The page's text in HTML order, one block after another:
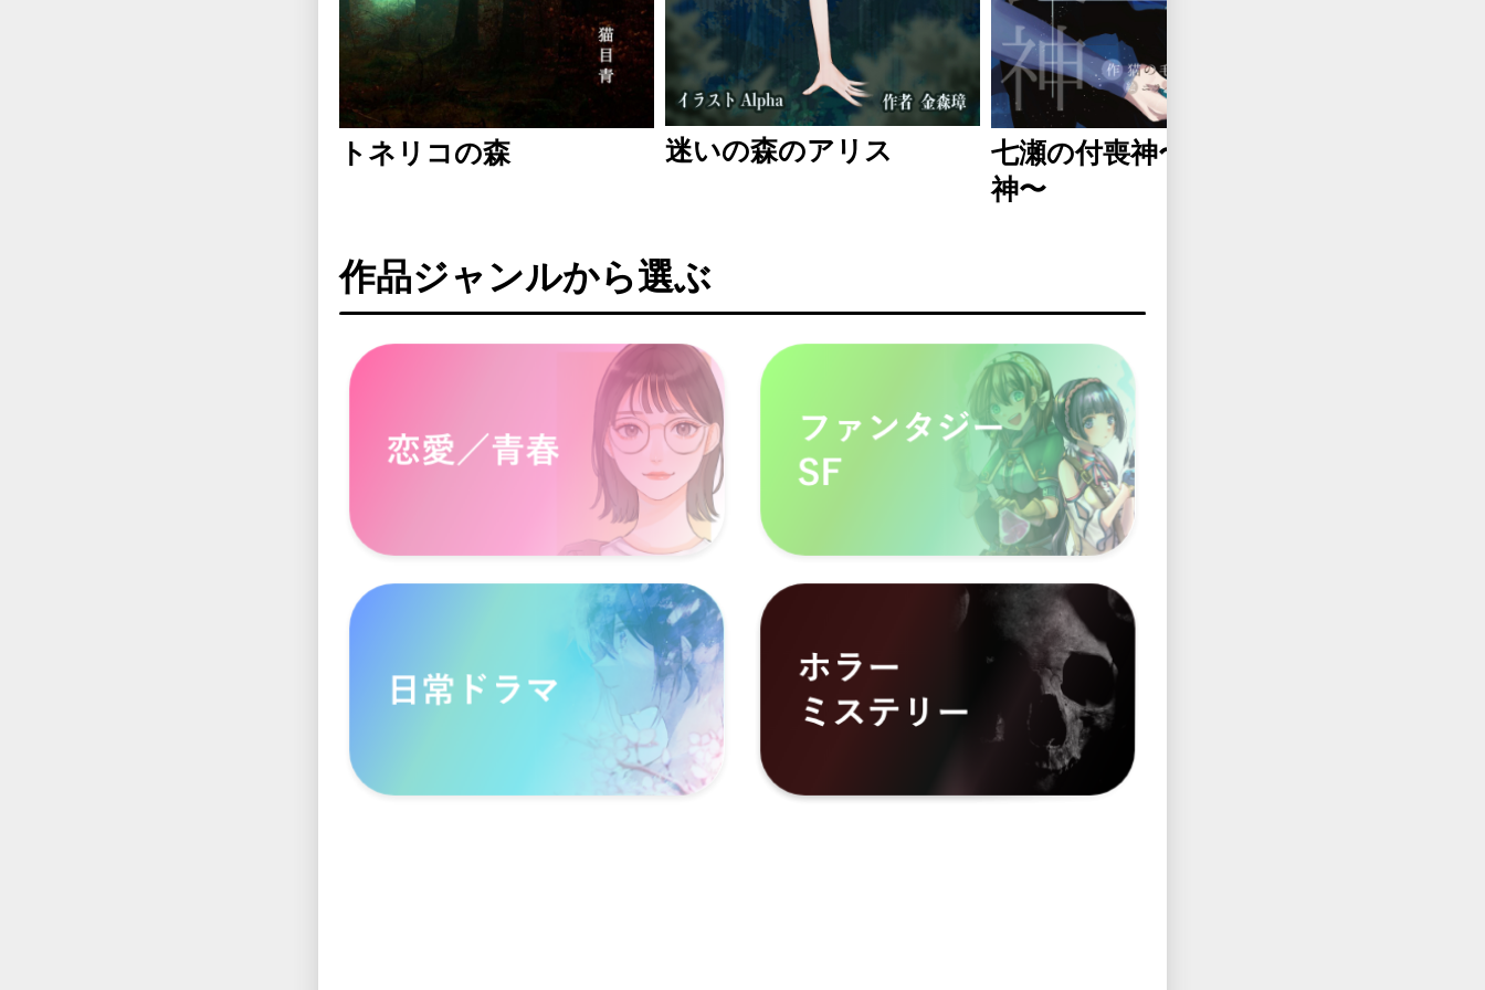
トネリコの森 迷いの森のアリス
七瀬の付喪神〜人と付喪
神〜
作品ジャンルから選ぶ